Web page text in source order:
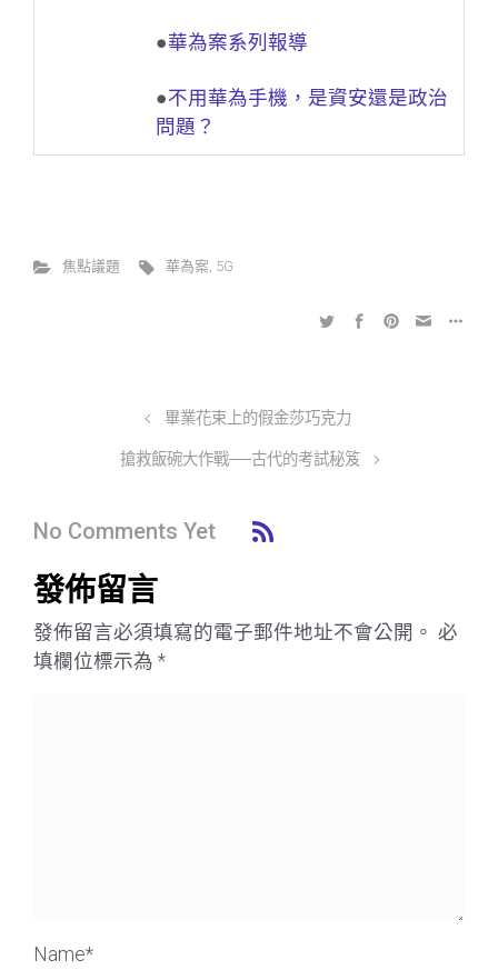
●華為案系列報導
●不用華為手機，是資安還是政治
問題？
焦點議題 華為案, 5G
畢業花束上的假金莎巧克力
搶救飯碗大作戰──古代的考試秘笈
No Comments Yet
發佈留言
發佈留言必須填寫的電子郵件地址不會公開。 必
填欄位標示為 *
Name*